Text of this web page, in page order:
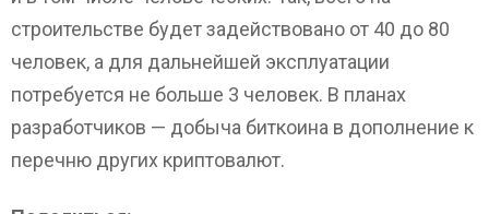
строительстве будет задействовано от 40 до 80
человек, а для дальнейшей эксплуатации
потребуется не больше 3 человек. В планах
разработчиков — добыча биткоина в дополнение к
перечню других криптовалют.